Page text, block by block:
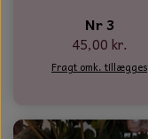
Nr 3
45,00 kr.
Fragt omk. tillægges